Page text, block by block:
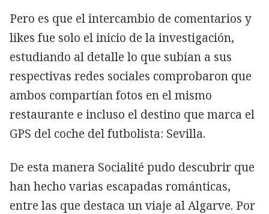
Pero es que el intercambio de comentarios y
likes fue solo el inicio de la investigación,
estudiando al detalle lo que subían a sus
respectivas redes sociales comprobaron que
ambos compartían fotos en el mismo
restaurante e incluso el destino que marca el
GPS del coche del futbolista: Sevilla.
De esta manera Socialité pudo descubrir que
han hecho varias escapadas románticas,
entre las que destaca un viaje al Algarve. Por